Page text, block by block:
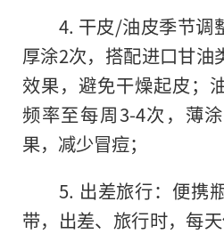
4. 干皮/油皮季节调
厚涂2次，搭配进口甘油
效果，避免干燥起皮；
频率至每周3-4次，薄
果，减少冒痘；
5. 出差旅行：便携
带，出差、旅行时，每